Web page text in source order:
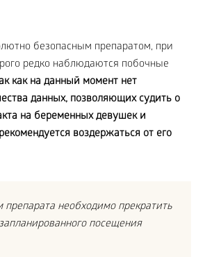
безопасным препаратом, при
редко наблюдаются побочные
как на данный момент нет
данных, позволяющих судить о
на беременных девушек и
воздержаться от его
необходимо прекратить
посещения